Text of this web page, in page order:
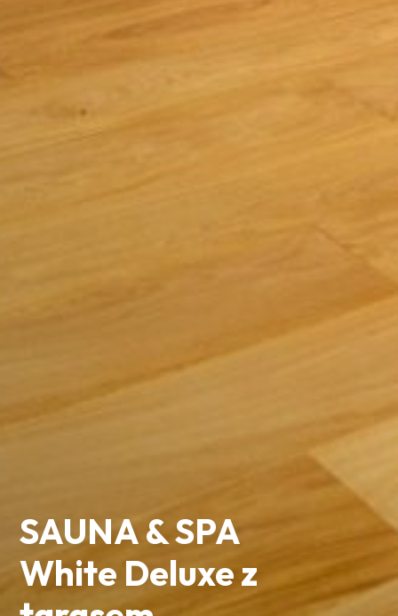
SAUNA & SPA
White Deluxe z